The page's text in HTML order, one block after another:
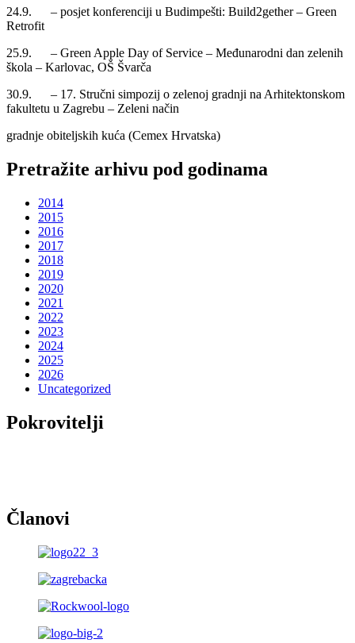
24.9. – posjet konferenciji u Budimpešti: Build2gether – Green
Retrofit
25.9. – Green Apple Day of Service – Međunarodni dan zelenih
škola – Karlovac, OŠ Švarča
30.9. – 17. Stručni simpozij o zelenoj gradnji na Arhitektonskom
fakultetu u Zagrebu – Zeleni način
gradnje obiteljskih kuća (Cemex Hrvatska)
Pretražite arhivu pod godinama
2014
2015
2016
2017
2018
2019
2020
2021
2022
2023
2024
2025
2026
Uncategorized
Pokrovitelji
Članovi